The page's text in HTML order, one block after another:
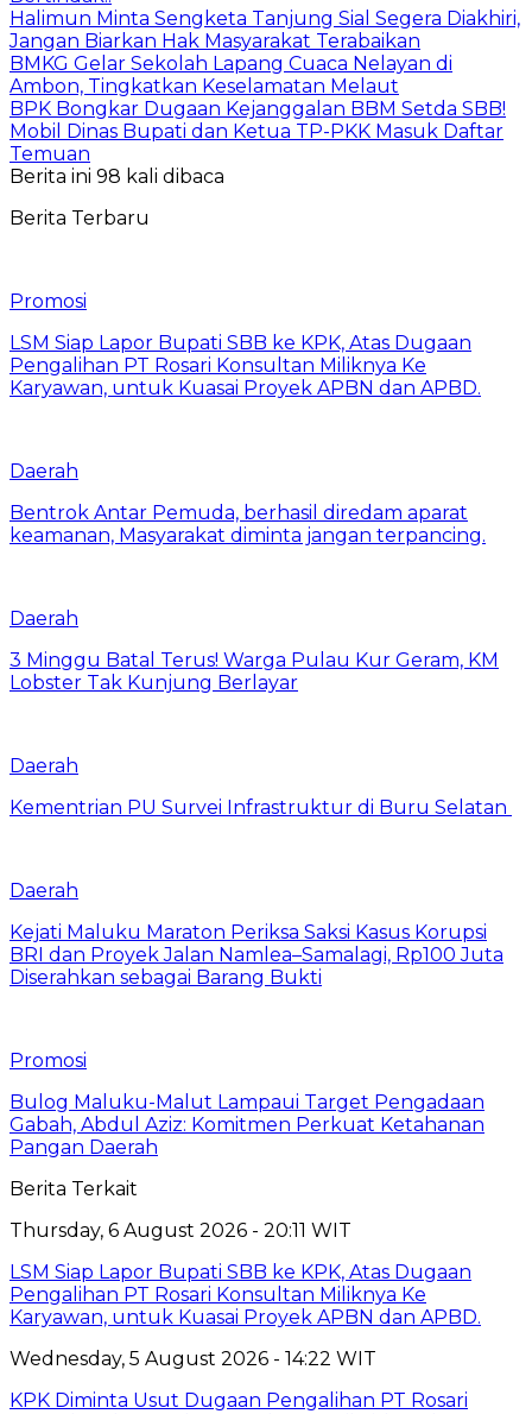
Halimun Minta Sengketa Tanjung Sial Segera Diakhiri,
Jangan Biarkan Hak Masyarakat Terabaikan
BMKG Gelar Sekolah Lapang Cuaca Nelayan di
Ambon, Tingkatkan Keselamatan Melaut
BPK Bongkar Dugaan Kejanggalan BBM Setda SBB!
Mobil Dinas Bupati dan Ketua TP-PKK Masuk Daftar
Temuan
Berita ini 98 kali dibaca
Berita Terbaru
Promosi
LSM Siap Lapor Bupati SBB ke KPK, Atas Dugaan
Pengalihan PT Rosari Konsultan Miliknya Ke
Karyawan, untuk Kuasai Proyek APBN dan APBD.
Daerah
Bentrok Antar Pemuda, berhasil diredam aparat
keamanan, Masyarakat diminta jangan terpancing.
Daerah
3 Minggu Batal Terus! Warga Pulau Kur Geram, KM
Lobster Tak Kunjung Berlayar
Daerah
Kementrian PU Survei Infrastruktur di Buru Selatan
Daerah
Kejati Maluku Maraton Periksa Saksi Kasus Korupsi
BRI dan Proyek Jalan Namlea–Samalagi, Rp100 Juta
Diserahkan sebagai Barang Bukti
Promosi
Bulog Maluku-Malut Lampaui Target Pengadaan
Gabah, Abdul Aziz: Komitmen Perkuat Ketahanan
Pangan Daerah
Berita Terkait
Thursday, 6 August 2026 - 20:11 WIT
LSM Siap Lapor Bupati SBB ke KPK, Atas Dugaan
Pengalihan PT Rosari Konsultan Miliknya Ke
Karyawan, untuk Kuasai Proyek APBN dan APBD.
Wednesday, 5 August 2026 - 14:22 WIT
KPK Diminta Usut Dugaan Pengalihan PT Rosari